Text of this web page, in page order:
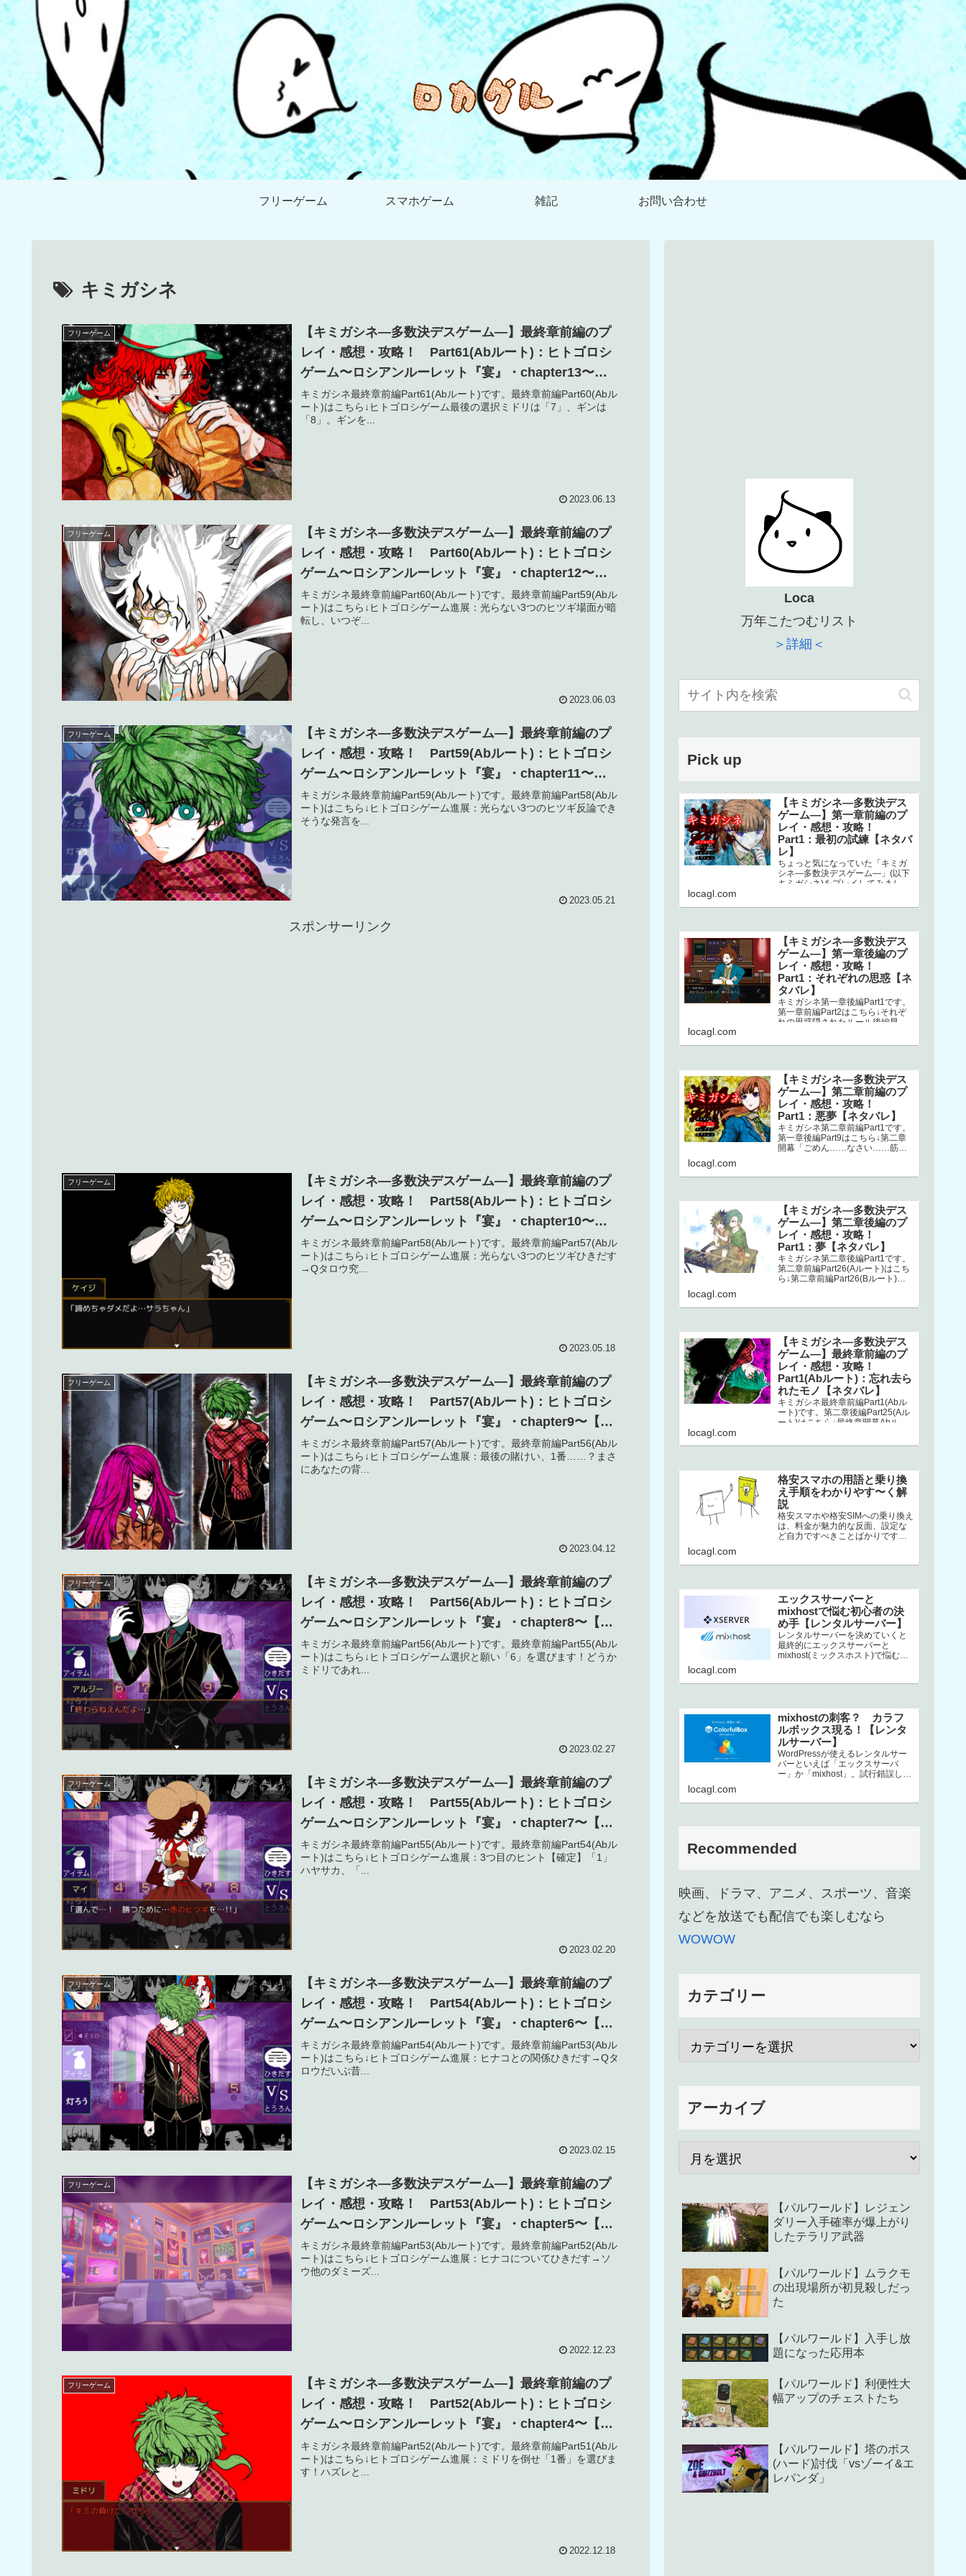
フリーゲーム スマホゲーム 雑記 お問い合わせ
キミガシネ
フリーゲーム
【キミガシネ―多数決デスゲーム―】最終章前編のプ
レイ・感想・攻略！ Part61(Abルート)：ヒトゴロシ
ゲーム〜ロシアンルーレット『宴』・chapter13〜
【ネタバレ】
キミガシネ最終章前編Part61(Abルート)です。最終章前編Part60(Abル
ート)はこちら↓ヒトゴロシゲーム最後の選択ミドリは「7」、ギンは
「8」。ギンを...
2023.06.13
フリーゲーム
【キミガシネ―多数決デスゲーム―】最終章前編のプ
レイ・感想・攻略！ Part60(Abルート)：ヒトゴロシ
ゲーム〜ロシアンルーレット『宴』・chapter12〜
【ネタバレ】
キミガシネ最終章前編Part60(Abルート)です。最終章前編Part59(Abル
ート)はこちら↓ヒトゴロシゲーム進展：光らない3つのヒツギ場面が暗
転し、いつぞ...
2023.06.03
フリーゲーム
【キミガシネ―多数決デスゲーム―】最終章前編のプ
レイ・感想・攻略！ Part59(Abルート)：ヒトゴロシ
ゲーム〜ロシアンルーレット『宴』・chapter11〜
【ネタバレ】
キミガシネ最終章前編Part59(Abルート)です。最終章前編Part58(Abル
ート)はこちら↓ヒトゴロシゲーム進展：光らない3つのヒツギ反論でき
そうな発言を...
2023.05.21
スポンサーリンク
フリーゲーム
【キミガシネ―多数決デスゲーム―】最終章前編のプ
レイ・感想・攻略！ Part58(Abルート)：ヒトゴロシ
ゲーム〜ロシアンルーレット『宴』・chapter10〜
【ネタバレ】
キミガシネ最終章前編Part58(Abルート)です。最終章前編Part57(Abル
ート)はこちら↓ヒトゴロシゲーム進展：光らない3つのヒツギひきだす
→Qタロウ究...
2023.05.18
フリーゲーム
【キミガシネ―多数決デスゲーム―】最終章前編のプ
レイ・感想・攻略！ Part57(Abルート)：ヒトゴロシ
ゲーム〜ロシアンルーレット『宴』・chapter9〜【ネ
タバレ】
キミガシネ最終章前編Part57(Abルート)です。最終章前編Part56(Abル
ート)はこちら↓ヒトゴロシゲーム進展：最後の賭けい、1番……？まさ
にあなたの背...
2023.04.12
フリーゲーム
【キミガシネ―多数決デスゲーム―】最終章前編のプ
レイ・感想・攻略！ Part56(Abルート)：ヒトゴロシ
ゲーム〜ロシアンルーレット『宴』・chapter8〜【ネ
タバレ】
キミガシネ最終章前編Part56(Abルート)です。最終章前編Part55(Abル
ート)はこちら↓ヒトゴロシゲーム選択と願い「6」を選びます！どうか
ミドリであれ...
2023.02.27
フリーゲーム
【キミガシネ―多数決デスゲーム―】最終章前編のプ
レイ・感想・攻略！ Part55(Abルート)：ヒトゴロシ
ゲーム〜ロシアンルーレット『宴』・chapter7〜【ネ
タバレ】
キミガシネ最終章前編Part55(Abルート)です。最終章前編Part54(Abル
ート)はこちら↓ヒトゴロシゲーム進展：3つ目のヒント【確定】「1」
ハヤサカ、「...
2023.02.20
フリーゲーム
【キミガシネ―多数決デスゲーム―】最終章前編のプ
レイ・感想・攻略！ Part54(Abルート)：ヒトゴロシ
ゲーム〜ロシアンルーレット『宴』・chapter6〜【ネ
タバレ】
キミガシネ最終章前編Part54(Abルート)です。最終章前編Part53(Abル
ート)はこちら↓ヒトゴロシゲーム進展：ヒナコとの関係ひきだす→Qタ
ロウだいぶ昔...
2023.02.15
フリーゲーム
【キミガシネ―多数決デスゲーム―】最終章前編のプ
レイ・感想・攻略！ Part53(Abルート)：ヒトゴロシ
ゲーム〜ロシアンルーレット『宴』・chapter5〜【ネ
タバレ】
キミガシネ最終章前編Part53(Abルート)です。最終章前編Part52(Abル
ート)はこちら↓ヒトゴロシゲーム進展：ヒナコについてひきだす→ソ
ウ他のダミーズ...
2022.12.23
フリーゲーム
【キミガシネ―多数決デスゲーム―】最終章前編のプ
レイ・感想・攻略！ Part52(Abルート)：ヒトゴロシ
ゲーム〜ロシアンルーレット『宴』・chapter4〜【ネ
タバレ】
キミガシネ最終章前編Part52(Abルート)です。最終章前編Part51(Abル
ート)はこちら↓ヒトゴロシゲーム進展：ミドリを倒せ「1番」を選びま
す！ハズレと...
2022.12.18
Loca
万年こたつむリスト
＞詳細＜
Pick up
【キミガシネ―多数決デス
ゲーム―】第一章前編のプ
レイ・感想・攻略！
Part1：最初の試練【ネタバ
レ】
ちょっと気になっていた「キミガ
シネ―多数決デスゲーム―」(以下
キミガシネ)をプレイしてみまし
locagl.com
【キミガシネ―多数決デス
ゲーム―】第一章後編のプ
レイ・感想・攻略！
Part1：それぞれの思惑【ネ
タバレ】
キミガシネ第一章後編Part1です。
第一章前編Part2はこちら↓それぞ
れの思惑隠されたルール後編早々
locagl.com
【キミガシネ―多数決デス
ゲーム―】第二章前編のプ
レイ・感想・攻略！
Part1：悪夢【ネタバレ】
キミガシネ第二章前編Part1です。
第一章後編Part9はこちら↓第二章
開幕「ごめん……なさい……筋肉
ら…
locagl.com
【キミガシネ―多数決デス
ゲーム―】第二章後編のプ
レイ・感想・攻略！
Part1：夢【ネタバレ】
キミガシネ第二章後編Part1です。
第二章前編Part26(Aルート)はこち
ら↓第二章前編Part26(Bルート)は
locagl.com
【キミガシネ―多数決デス
ゲーム―】最終章前編のプ
レイ・感想・攻略！
Part1(Abルート)：忘れ去ら
れたモノ【ネタバレ】
キミガシネ最終章前編Part1(Abル
ート)です。第二章後編Part25(Aル
ート)はこちら↓最終章開幕Abルー
locagl.com
格安スマホの用語と乗り換
え手順をわかりやす〜く解
説
格安スマホや格安SIMへの乗り換え
は、料金が魅力的な反面、設定な
ど自力ですべきことばかりです。
まって…
locagl.com
エックスサーバーと
mixhostで悩む初心者の決
め手【レンタルサーバー】
レンタルサーバーを決めていくと
最終的にエックスサーバーと
mixhost(ミックスホスト)で悩むと
フ…
locagl.com
mixhostの刺客？ カラフ
ルボックス現る！【レンタ
ルサーバー】
WordPressが使えるレンタルサー
バーといえば「エックスサーバ
ー」か「mixhost」。試行錯誤した
locagl.com
Recommended
映画、ドラマ、アニメ、スポーツ、音楽
などを放送でも配信でも楽しむなら
WOWOW
カテゴリー
アーカイブ
【パルワールド】レジェン
ダリー入手確率が爆上がり
したテラリア武器
【パルワールド】ムラクモ
の出現場所が初見殺しだっ
た
【パルワールド】入手し放
題になった応用本
【パルワールド】利便性大
幅アップのチェストたち
【パルワールド】塔のボス
(ハード)討伐「vsゾーイ&エ
レパンダ」